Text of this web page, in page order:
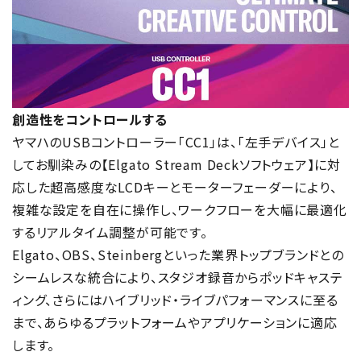
創造性をコントロールする
ヤマハのUSBコントローラー「CC1」は、「左手デバイス」と
してお馴染みの【Elgato Stream Deckソフトウェア】に対
応した超高感度なLCDキーとモーターフェーダーにより、
複雑な設定を自在に操作し、ワークフローを大幅に最適化
するリアルタイム調整が可能です。
Elgato、OBS、Steinbergといった業界トップブランドとの
シームレスな統合により、スタジオ録音からポッドキャステ
ィング、さらにはハイブリッド・ライブパフォーマンスに至る
まで、あらゆるプラットフォームやアプリケーションに適応
します。